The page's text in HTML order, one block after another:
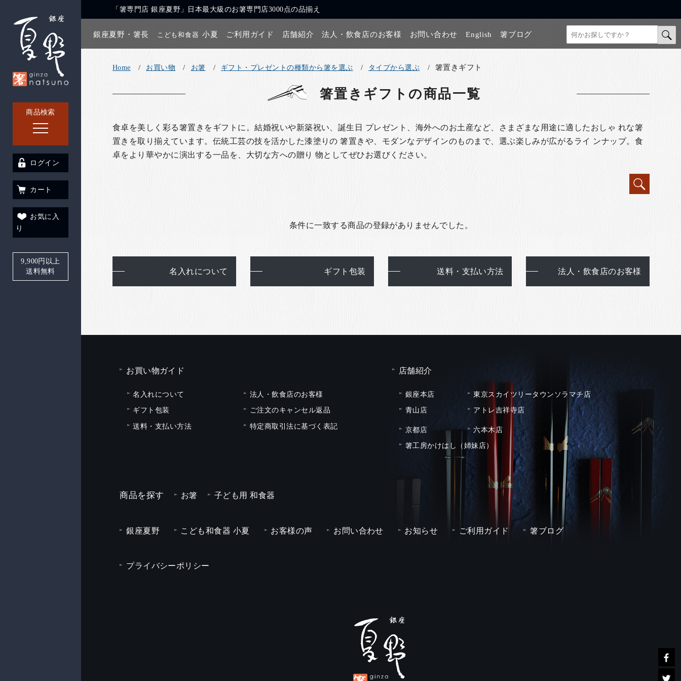
商品検索
「箸専門店 銀座夏野」日本最大級のお箸専門店3000点の品揃え
銀座夏野・箸長 こども和食器 小夏 ご利用ガイド 店舗紹介 法人・飲食店のお客様 お問い合わせ English 箸ブログ
ログイン
カート
お気に入
り
9,900円以上
送料無料
Home お買い物 お箸 ギフト・プレゼントの種類から箸を選ぶ タイプから選ぶ 箸置きギフト
箸置きギフト の商品一覧
食卓を美しく彩る箸置きをギフトに。結婚祝いや新築祝い、誕生日 プレゼント、海外へのお土産など、さまざまな用途に適したおしゃ れな箸
置きを取り揃えています。伝統工芸の技を活かした漆塗りの 箸置きや、モダンなデザインのものまで、選ぶ楽しみが広がるライ ンナップ。食
卓をより華やかに演出する一品を、大切な方への贈り 物としてぜひお選びください。
条件に一致する商品の登録がありませんでした。
名入れについて ギフト包装 送料・支払い方法 法人・飲食店のお客様
お買い物ガイド
名入れについて
法人・飲食店のお客様
ギフト包装
ご注文のキャンセル返品
送料・支払い方法
特定商取引法に基づく表記
店舗紹介
銀座本店
東京スカイツリータウンソラマチ店
青山店
アトレ吉祥寺店
京都店
六本木店
箸工房かけはし（姉妹店）
商品を探す お箸 子ども用 和食器
銀座夏野 こども和食器 小夏 お客様の声 お問い合わせ お知らせ ご利用ガイド 箸ブログ
プライバシーポリシー